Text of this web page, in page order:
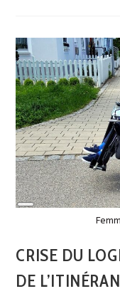
Long
CRISE DU
DE